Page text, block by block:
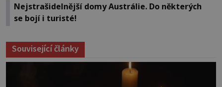
Nejstrašidelnější domy Austrálie. Do některých
se bojí i turisté!
Související články